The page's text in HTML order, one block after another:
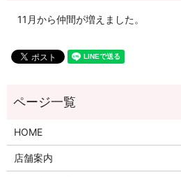
11月から仲間が増えました。
HOME
店舗案内